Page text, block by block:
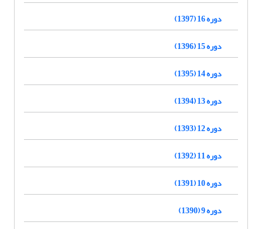
دوره 16 (1397)
دوره 15 (1396)
دوره 14 (1395)
دوره 13 (1394)
دوره 12 (1393)
دوره 11 (1392)
دوره 10 (1391)
دوره 9 (1390)